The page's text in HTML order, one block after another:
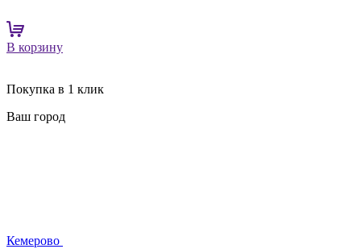
В корзину
Покупка в 1 клик
Ваш город
Кемерово